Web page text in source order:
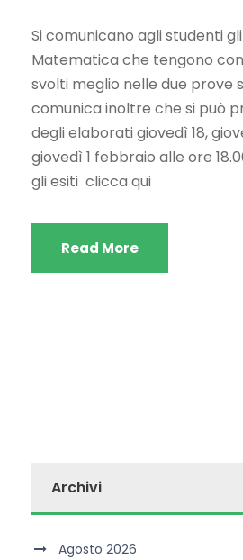
Si comunicano agli studenti
Matematica che tengono
svolti meglio nelle due prove
comunica inoltre che si può
degli elaborati giovedì 18,
giovedì 1 febbraio alle ore
gli esiti clicca qui
Read More
Archivi
Agosto 2026